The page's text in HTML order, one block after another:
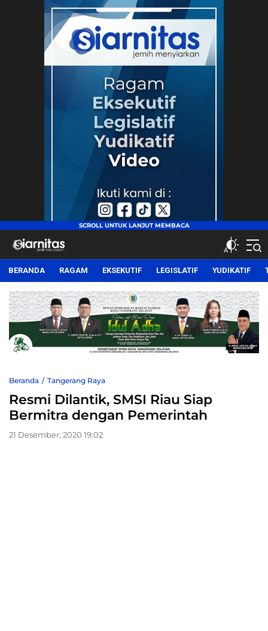
siarnitas
Jernih Menyiarkan
BERANDA RAGAM EKSEKUTIF LEGISLATIF YUDIKATIF
Beranda Tangerang Raya
Resmi Dilantik, SMSI Riau Siap
Bermitra dengan Pemerintah
21 Desember, 2020 19:02